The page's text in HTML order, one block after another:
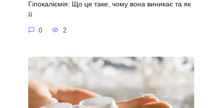
Гіпокаліємія: Що це таке, чому вона виникає та як
її
0 2